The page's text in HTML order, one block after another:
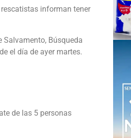
rescatistas informan tener
Salvamento, Búsqueda
el día de ayer martes.
de las 5 personas